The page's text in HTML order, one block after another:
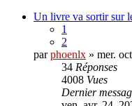
Un livre va sortir sur
1
2
parphoenlx » mer.
34 Réponses
4008 Vues
Dernier